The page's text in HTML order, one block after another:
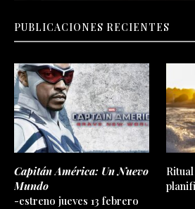
PUBLICACIONES RECIENTES
Capitán América: Un Nuevo
Mundo
-estreno jueves 13 febrero